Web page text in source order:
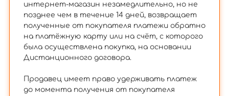
интернет-магазин незамедлительно, но не
позднее чем в течение 14 дней, возвращает
полученные от покупателя платежи обратно
на платёжную карту или на счёт, с которого
была осуществлена покупка, на основании
Дистанционного договора.
Продавец имеет право удерживать платеж
до момента получения от покупателя